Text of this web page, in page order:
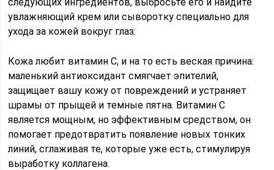
увлажняющий крем или сыворотку специально для
ухода за кожей вокруг глаз:
Кожа любит витамин С, и на то есть веская причина:
маленький антиоксидант смягчает эпителий,
защищает вашу кожу от повреждений и устраняет
шрамы от прыщей и темные пятна. Витамин С
является мощным, но эффективным средством, он
помогает предотвратить появление новых тонких
линий, сглаживая те, которые уже есть, стимулируя
выработку коллагена.